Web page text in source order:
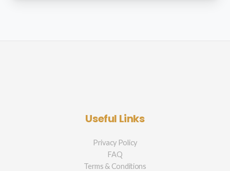
Useful Links
Privacy Policy
FAQ
Terms & Conditions